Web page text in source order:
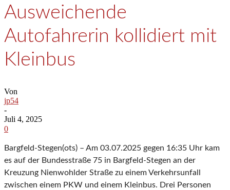
Ausweichende
Autofahrerin kollidiert mit
Kleinbus
Von
jp54
-
Juli 4, 2025
0
Bargfeld-Stegen(ots) – Am 03.07.2025 gegen 16:35 Uhr kam
es auf der Bundesstraße 75 in Bargfeld-Stegen an der
Kreuzung Nienwohlder Straße zu einem Verkehrsunfall
zwischen einem PKW und einem Kleinbus. Drei Personen